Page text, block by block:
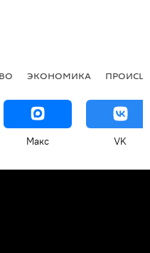
ЭКОНОМИКА
Макс VK